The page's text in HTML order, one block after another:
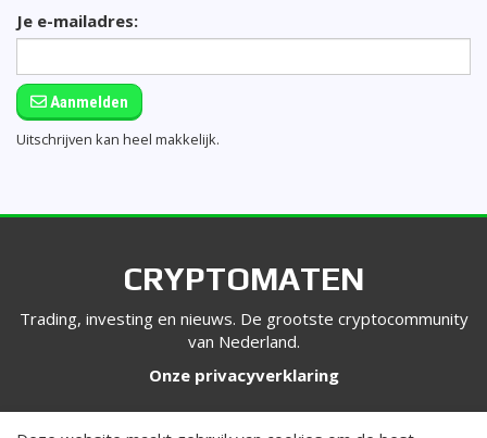
Je e-mailadres:
Aanmelden
Uitschrijven kan heel makkelijk.
CRYPTOMATEN
Trading, investing en nieuws. De grootste cryptocommunity
van Nederland.
Onze privacyverklaring
VOLG ONS